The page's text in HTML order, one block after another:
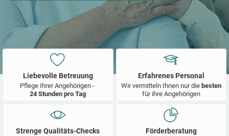
Liebevolle Betreuung
Pflege Ihrer Angehörigen -
24 Stunden pro Tag
Erfahrenes Personal
Wir vermitteln Ihnen nur die besten
für ihre Angehörigen
Strenge Qualitäts-Checks Förderberatung